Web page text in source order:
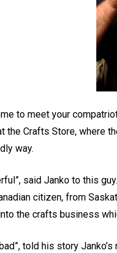
to meet your
the Crafts Store, where
way.
said Janko to this
citizen, from
the crafts business
told his story